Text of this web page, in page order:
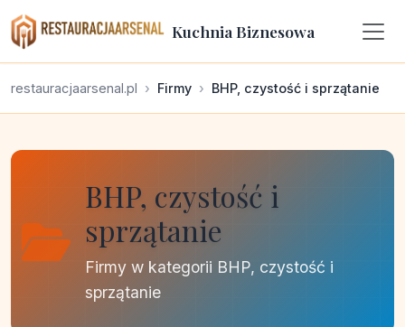
Kuchnia Biznesowa
restauracjaarsenal.pl Firmy BHP, czystość i sprzątanie
BHP, czystość i
sprzątanie
Firmy w kategorii BHP, czystość i
sprzątanie